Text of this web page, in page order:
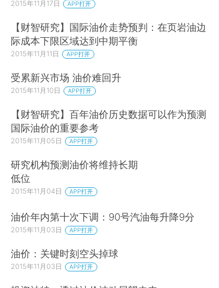
2015年11月17日 APP打开
【财智研究】国际油价走势预判：在页岩油边
际成本下限区域达到中期平衡
2015年11月11日 APP打开
受累新兴市场 油价难回升
2015年11月10日 APP打开
【财智研究】百年油价历史数据可以作为预测
国际油价的重要参考
2015年11月05日 APP打开
研究机构预测油价将维持长期
低位
2015年11月04日 APP打开
油价年内第十次下调：90号汽油每升降9分
2015年11月03日 APP打开
油价：关键时刻空头掉球
2015年11月03日 APP打开